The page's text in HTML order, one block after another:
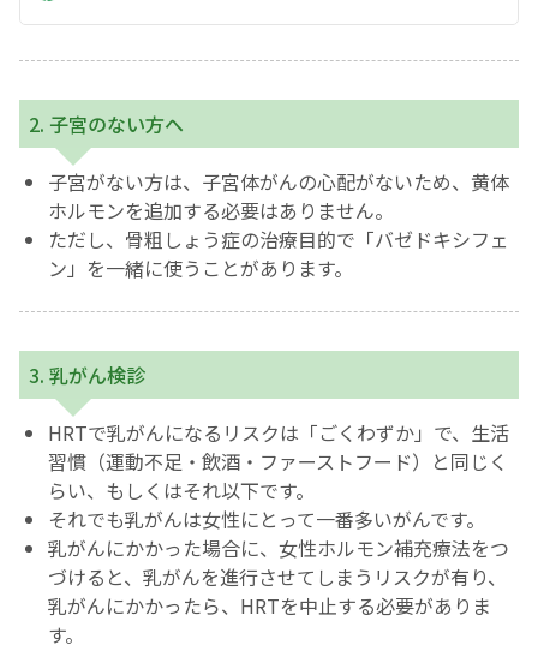
2. 子宮のない方へ
子宮がない方は、子宮体がんの心配がないため、黄体
ホルモンを追加する必要はありません。
ただし、骨粗しょう症の治療目的で「バゼドキシフェ
ン」を一緒に使うことがあります。
3. 乳がん検診
HRTで乳がんになるリスクは「ごくわずか」で、生活
習慣（運動不足・飲酒・ファーストフード）と同じく
らい、もしくはそれ以下です。
それでも乳がんは女性にとって一番多いがんです。
乳がんにかかった場合に、女性ホルモン補充療法をつ
づけると、乳がんを進行させてしまうリスクが有り、
乳がんにかかったら、HRTを中止する必要がありま
す。